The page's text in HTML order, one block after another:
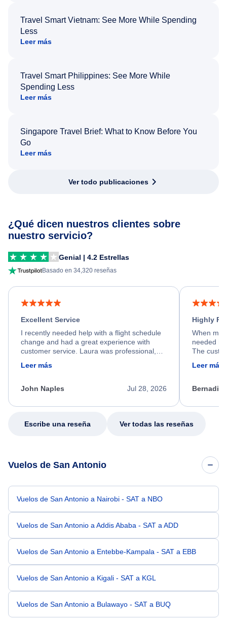
Travel Smart Vietnam: See More While Spending
Less
Leer más
Travel Smart Philippines: See More While
Spending Less
Leer más
Singapore Travel Brief: What to Know Before You
Go
Leer más
Ver todo publicaciones
¿Qué dicen nuestros clientes sobre
nuestro servicio?
Genial | 4.2 Estrellas
Basado en 34,320 reseñas
Excellent Service
I recently needed help with a flight schedule
change and had a great experience with
customer service. Laura was professional,
friendly, and very helpful throughout the
process. She quickly found a solution and
appreciate her excellent service.
Leer más
Jul 28, 2026
John Naples
Highly
When my
needed
The
calm,
my issue.
Leer más
Escribe una reseña Ver todas las reseñas
Vuelos de San Antonio
Vuelos de San Antonio a Nairobi - SAT a NBO
Vuelos de San Antonio a Addis Ababa - SAT a ADD
Vuelos de San Antonio a Entebbe-Kampala - SAT a EBB
Vuelos de San Antonio a Kigali - SAT a KGL
Vuelos de San Antonio a Bulawayo - SAT a BUQ